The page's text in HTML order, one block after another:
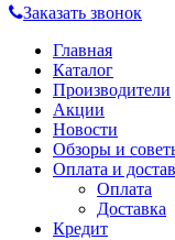
Заказать звонок
Главная
Каталог
Производители
Акции
Новости
Обзоры и
Оплата и
Оплата
Доставка
Кредит